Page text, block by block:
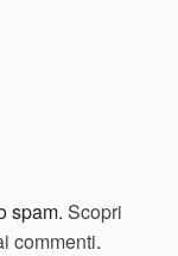
spam. Scopri
commenti.